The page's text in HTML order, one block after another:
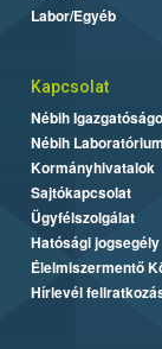
Labor/Egyéb
Kapcsolat
Nébih
Nébih
Kormányhivatalok
Sajtókapcsolat
Ügyfélszolgálat
Hatósági jogsegély
Élelmiszermentő
Hírlevél